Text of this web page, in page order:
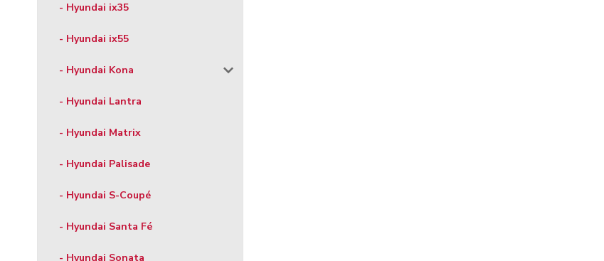
- Hyundai ix35
- Hyundai ix55
- Hyundai Kona
- Hyundai Lantra
- Hyundai Matrix
- Hyundai Palisade
- Hyundai S-Coupé
- Hyundai Santa Fé
- Hyundai Sonata